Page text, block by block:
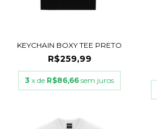
KEYCHAIN BOXY TEE PRETO
R$259,99
3 x de R$86,66 sem juros